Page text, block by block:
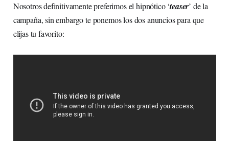
Nosotros definitivamente preferimos el hipnótico ‘teaser’ de la
campaña, sin embargo te ponemos los dos anuncios para que
elijas tu favorito: